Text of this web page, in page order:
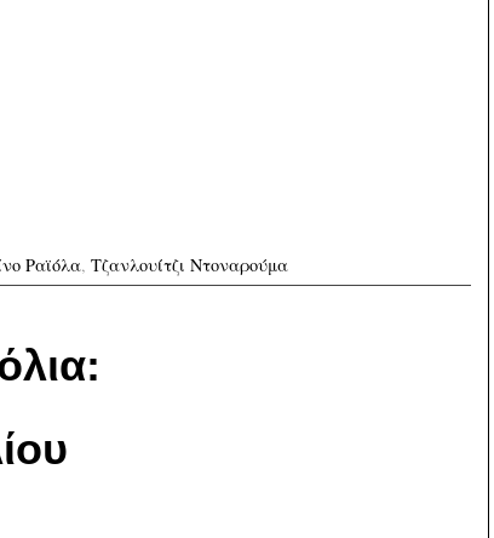
Ραϊόλα, Τζανλουίτζι Ντοναρούμα